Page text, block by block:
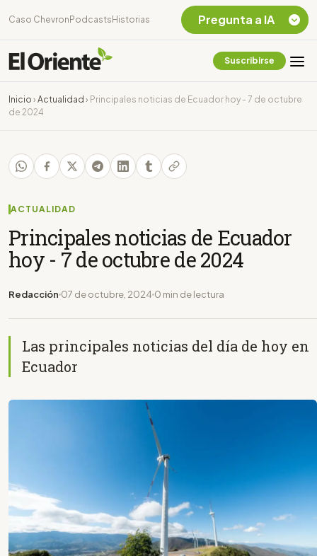
Caso Chevron Podcasts Historias
Suscribirse
Inicio › Actualidad › Principales noticias de Ecuador hoy - 7 de octubre
de 2024
ACTUALIDAD
Principales noticias de Ecuador
hoy - 7 de octubre de 2024
Redacción 07 de octubre, 2024 0 min de lectura
Las principales noticias del día de hoy en
Ecuador
Pregunta a IA
Chevron Ecuador